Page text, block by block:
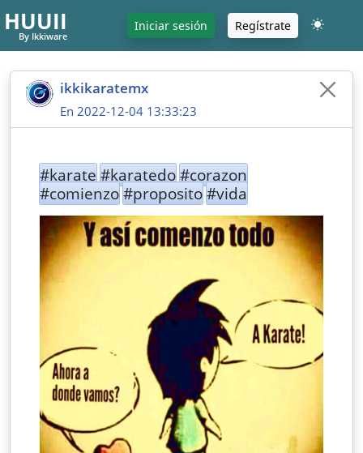
HUUII
By Ikkiware
Iniciar sesión Regístrate
ikkikaratemx
En 2022-12-04 13:33:23
#karate #karatedo#corazon
#comienzo#proposito#vida